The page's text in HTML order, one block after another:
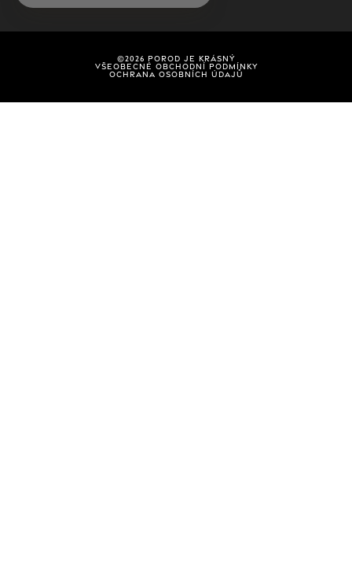
©2026 POROD JE KRÁSNÝ
VŠEOBECNÉ OBCHODNÍ PODMÍNKY
OCHRANA OSOBNÍCH ÚDAJŮ